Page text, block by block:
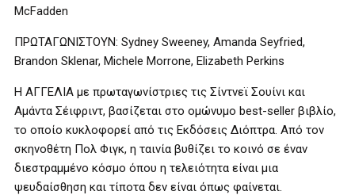
McFadden
ΠΡΩΤΑΓΩΝΙΣΤΟΥΝ: Sydney Sweeney, Amanda Seyfried,
Brandon Sklenar, Michele Morrone, Elizabeth Perkins
Η ΑΓΓΕΛΙΑ με πρωταγωνίστριες τις Σίντνεϊ Σουίνι και
Αμάντα Σέιφριντ, βασίζεται στο ομώνυμο best-seller βιβλίο,
το οποίο κυκλοφορεί από τις Εκδόσεις Διόπτρα. Από τον
σκηνοθέτη Πολ Φιγκ, η ταινία βυθίζει το κοινό σε έναν
διεστραμμένο κόσμο όπου η τελειότητα είναι μια
ψευδαίσθηση και τίποτα δεν είναι όπως φαίνεται.